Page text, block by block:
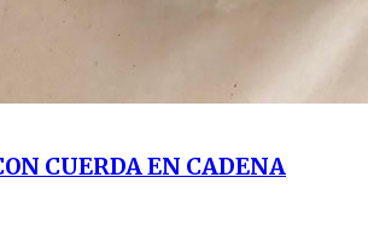
CUERDA EN CADENA